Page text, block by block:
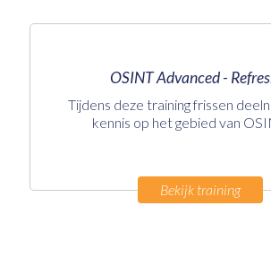
OSINT Advanced -
Tijdens deze training frissen
kennis op het gebied van
Bekijk training